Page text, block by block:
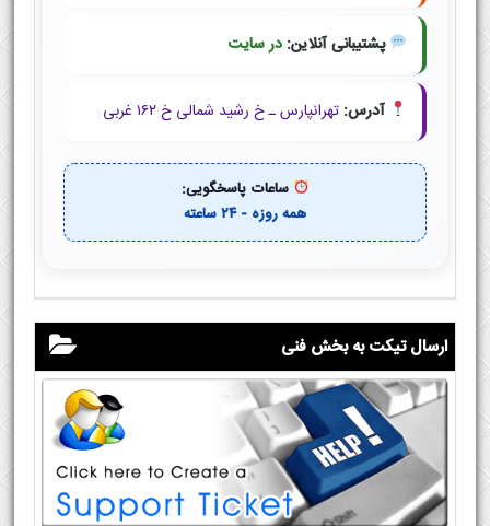
پشتیبانی آنلاین: در سایت
آدرس: تهرانپارس ـ خ رشید شمالی خ ۱۶۲ غربی
ساعات پاسخگویی:
همه روزه - ۲۴ ساعته
ارسال تیکت به بخش فنی